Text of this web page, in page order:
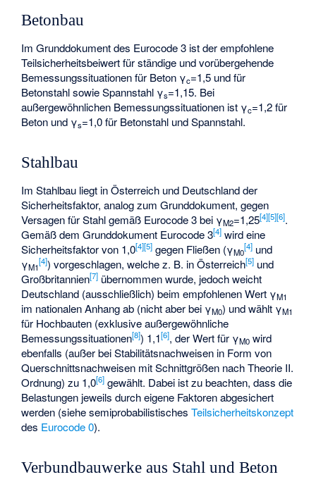
Betonbau
Im Grunddokument des Eurocode 3 ist der empfohlene
Teilsicherheitsbeiwert für ständige und vorübergehende
Bemessungssituationen für Beton γc=1,5 und für
Betonstahl sowie Spannstahl γs=1,15. Bei
außergewöhnlichen Bemessungssituationen ist γc=1,2 für
Beton und γs=1,0 für Betonstahl und Spannstahl.
Stahlbau
Im Stahlbau liegt in Österreich und Deutschland der
Sicherheitsfaktor, analog zum Grunddokument, gegen
Versagen für Stahl gemäß Eurocode 3 bei γM2=1,25[4][5][6].
Gemäß dem Grunddokument Eurocode 3[4] wird eine
Sicherheitsfaktor von 1,0[4][5] gegen Fließen (γM0
[4] und
γM1
[4]) vorgeschlagen, welche z. B. in Österreich[5] und
Großbritannien[7] übernommen wurde, jedoch weicht
Deutschland (ausschließlich) beim empfohlenen Wert γM1
im nationalen Anhang ab (nicht aber bei γM0) und wählt γM1
für Hochbauten (exklusive außergewöhnliche
Bemessungssituationen[8]) 1,1[6], der Wert für γM0 wird
ebenfalls (außer bei Stabilitätsnachweisen in Form von
Querschnittsnachweisen mit Schnittgrößen nach Theorie II.
Ordnung) zu 1,0[6] gewählt. Dabei ist zu beachten, dass die
Belastungen jeweils durch eigene Faktoren abgesichert
werden (siehe semiprobabilistischesTeilsicherheitskonzept
des Eurocode 0).
Verbundbauwerke aus Stahl und Beton